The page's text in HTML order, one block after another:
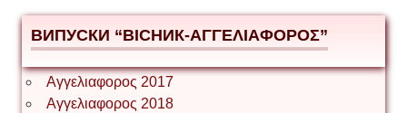
ВИПУСКИ “ВІСНИК-ΑΓΓΕΛΙΑΦΟΡΟΣ”
Αγγελιαφορος 2017
Αγγελιαφορος 2018